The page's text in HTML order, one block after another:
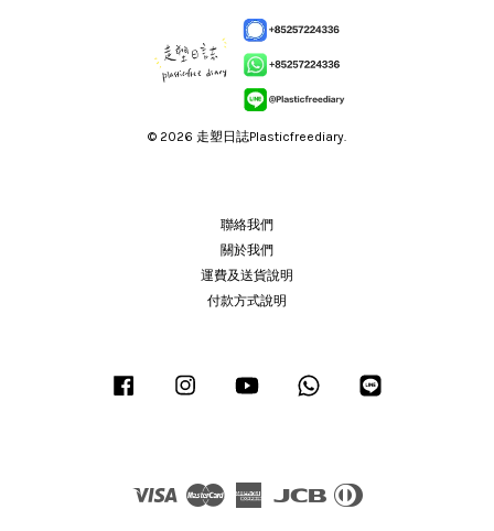
© 2026 走塑日誌Plasticfreediary.
聯絡我們
關於我們
運費及送貨說明
付款方式說明
Facebook Instagram YouTube Whatsapp
Visa Master
American
JCB
Diners